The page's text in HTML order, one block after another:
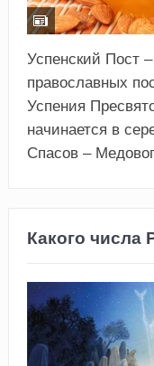
Успенский Пост
православных
Успения
начинается в
Спасов –
Какого числа